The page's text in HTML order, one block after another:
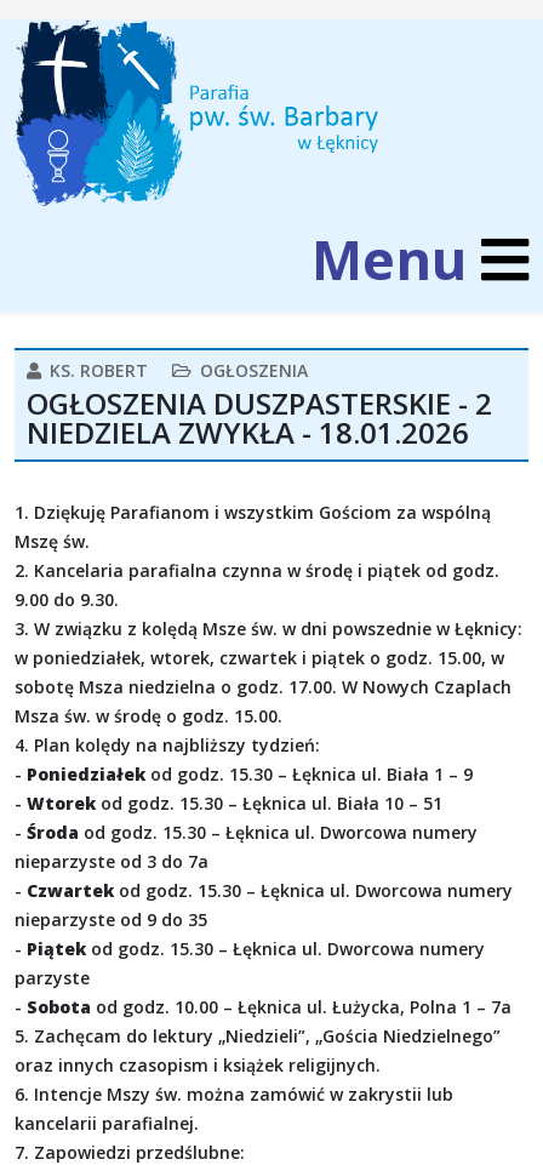
KS. ROBERT OGŁOSZENIA
OGŁOSZENIA DUSZPASTERSKIE - 2
NIEDZIELA ZWYKŁA - 18.01.2026
1. Dziękuję Parafianom i wszystkim Gościom za wspólną
Mszę św.
2. Kancelaria parafialna czynna w środę i piątek od godz.
9.00 do 9.30.
3. W związku z kolędą Msze św. w dni powszednie w Łęknicy:
w poniedziałek, wtorek, czwartek i piątek o godz. 15.00, w
sobotę Msza niedzielna o godz. 17.00. W Nowych Czaplach
Msza św. w środę o godz. 15.00.
4. Plan kolędy na najbliższy tydzień:
- Poniedziałekod godz. 15.30 – Łęknica ul. Biała 1 – 9
- Wtorekod godz. 15.30 – Łęknica ul. Biała 10 – 51
- Środa od godz. 15.30 – Łęknica ul. Dworcowa numery
nieparzyste od 3 do 7a
- Czwartekod godz. 15.30 – Łęknica ul. Dworcowa numery
nieparzyste od 9 do 35
- Piątekod godz. 15.30 – Łęknica ul. Dworcowa numery
parzyste
- Sobota od godz. 10.00 – Łęknica ul. Łużycka, Polna 1 – 7a
5. Zachęcam do lektury „Niedzieli”, „Gościa Niedzielnego”
oraz innych czasopism i książek religijnych.
6. Intencje Mszy św. można zamówić w zakrystii lub
kancelarii parafialnej.
7. Zapowiedzi przedślubne: